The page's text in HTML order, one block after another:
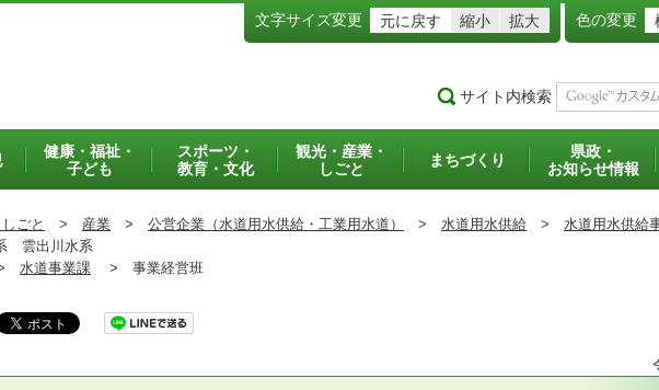
文字サイズ変更 元に戻す 縮小 拡大 色の変更
サイト内検索
健康・福祉・
子ども
スポーツ・
教育・文化
観光・産業・
しごと
まちづくり
県政・
お知らせ情報
ごと > 産業 > 公営企業（水道用水供給・工業用水道） > 水道用水供給 > 水道用水供給
雲出川水系
水道事業課 > 事業経営班